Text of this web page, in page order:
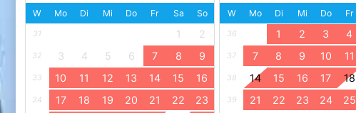
W Mo Di Mi Do Fr Sa So
31 1 2
32 3 4 5 6 7 8 9
33 10 11 12 13 14 15 16
34 17 18 19 20 21 22 23
W Mo Di Mi Do Fr
36 1 2 3 4
37 7 8 9 10 11
38 14 15 16 17 18
39 21 22 23 24 25